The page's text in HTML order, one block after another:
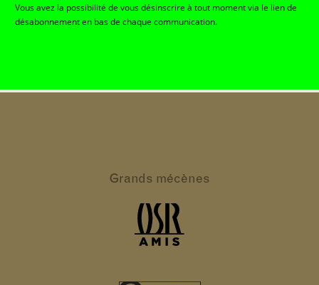
Vous avez la possibilité de vous désinscrire à tout moment via le lien de
désabonnement en bas de chaque communication.
Grands mécènes